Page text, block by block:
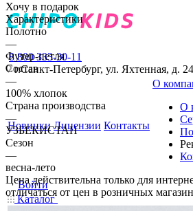
8 800 333-30-11
г.Санкт-Петербург, ул. Яхтенная, д.
Новинки Лицензии Контакты
О
О
Войти
Каталог
Хочу в подарок
Характеристики
Полотно
—
Футер-петля
Состав
—
100% хлопок
Страна производства
—
УЗБЕКИСТАН
Сезон
—
весна-лето
Цена действительна только для
отличаться от цен в розничных